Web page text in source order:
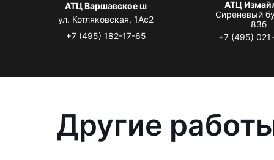
АТЦ Варшавское ш
ул. Котляковская, 1Ас2
+7 (495) 182-17-65
АТЦ
Сиреневый
83б
+7 (495)
Другие